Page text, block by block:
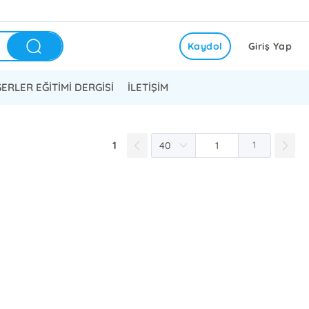
Giriş Yap
Kaydol
EĞİTİMİ DERGİSİ İLETİŞİM
1 1